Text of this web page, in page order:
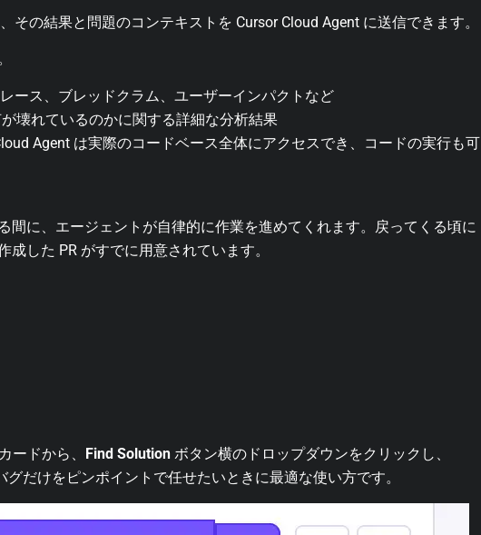
その結果と問題のコンテキストを Cursor Cloud Agent に送信できます。
レース、ブレッドクラム、ユーザーインパクトなど
が壊れているのかに関する詳細な分析結果
Agent は実際のコードベース全体にアクセスでき、コードの実行も可
間に、エージェントが自律的に作業を進めてくれます。戻ってくる頃に
した PR がすでに用意されています。
ードから、 Find Solution ボタン横のドロップダウンをクリックし、
だけをピンポイントで任せたいときに最適な使い方です。